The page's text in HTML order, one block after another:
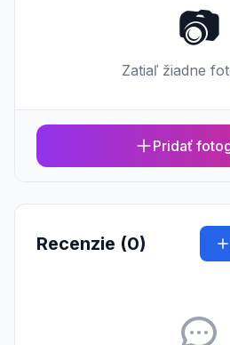
📷
Zatiaľ žiadne
Pridať
Recenzie (0)